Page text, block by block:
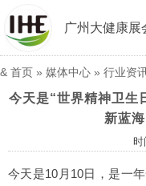
广州大健康展
& 首页 » 媒体中心 » 行业资
今天是“世界精神卫生
新蓝
时
今天是10月10日，是一